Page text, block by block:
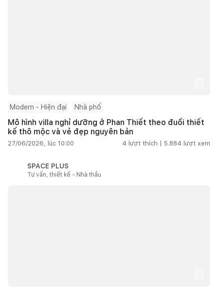
Modern - Hiện đại Nhà phố
Mô hình villa nghỉ dưỡng ở Phan Thiết theo đuổi thiết
kế thô mộc và vẻ đẹp nguyên bản
27/06/2026, lúc 10:00 4 lượt thích | 5.884 lượt xem
SPACE PLUS
Tư vấn, thiết kế - Nhà thầu